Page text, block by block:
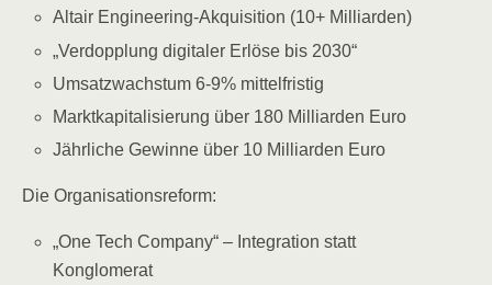
Altair Engineering-Akquisition (10+ Milliarden)
„Verdopplung digitaler Erlöse bis 2030“
Umsatzwachstum 6-9% mittelfristig
Marktkapitalisierung über 180 Milliarden Euro
Jährliche Gewinne über 10 Milliarden Euro
Die Organisationsreform:
„One Tech Company“ – Integration statt
Konglomerat